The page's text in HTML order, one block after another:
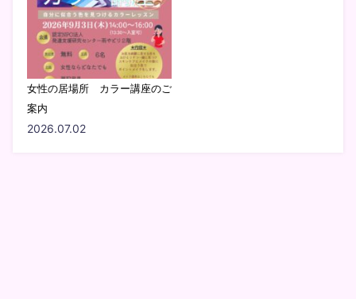
女性の居場所 カラー講座のご
案内
2026.07.02